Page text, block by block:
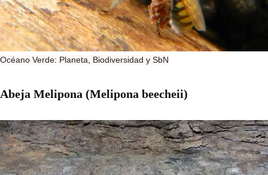
Océano Verde: Planeta, Biodiversidad y SbN
Abeja Melipona (Melipona beecheii)